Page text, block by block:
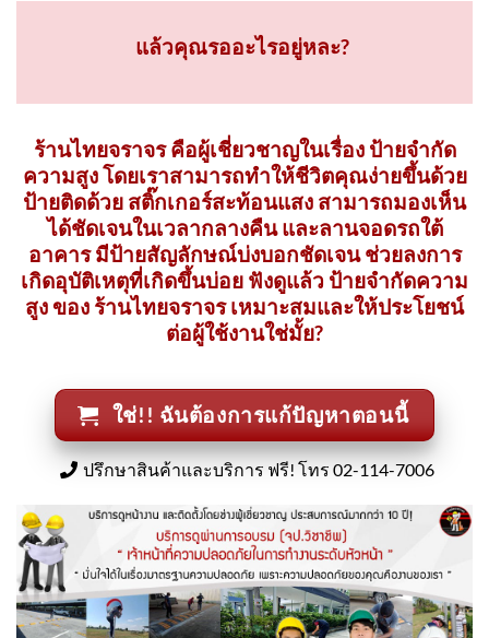
แล้วคุณรออะไรอยู่หละ?
ร้านไทยจราจร คือผู้เชี่ยวชาญในเรื่อง ป้ายจำกัด
ความสูง โดยเราสามารถทำให้ชีวิตคุณง่ายขึ้นด้วย
ป้ายติดด้วย สติ๊กเกอร์สะท้อนแสง สามารถมองเห็น
ได้ชัดเจนในเวลากลางคืน และลานจอดรถใต้
อาคาร มีป้ายสัญลักษณ์บ่งบอกชัดเจน ช่วยลงการ
เกิดอุบัติเหตุที่เกิดขึ้นบ่อย ฟังดูแล้ว ป้ายจำกัดความ
สูง ของ ร้านไทยจราจร เหมาะสมและให้ประโยชน์
ต่อผู้ใช้งานใช่มั้ย?
ใช่!! ฉันต้องการแก้ปัญหาตอนนี้
ปรึกษาสินค้าและบริการ ฟรี! โทร 02-114-7006